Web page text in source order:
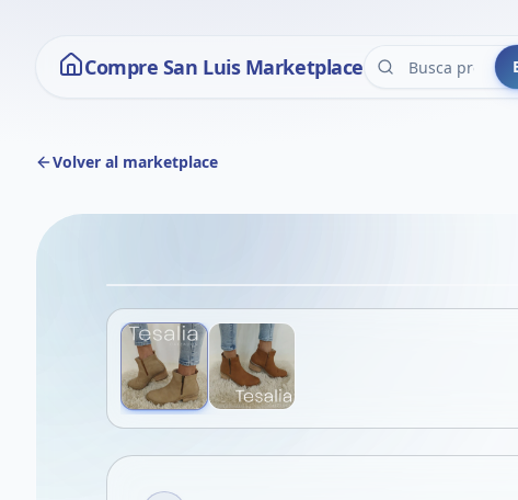
Compre San Luis Marketplace
Volver al marketplace